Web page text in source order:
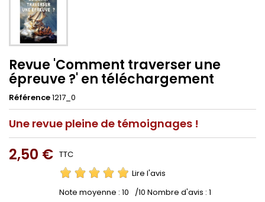
Revue 'Comment traverser une
épreuve ?' en téléchargement
Référence1217_0
Une revue pleine de témoignages !
2,50 € TTC
Lire l'avis
Note moyenne : 10 /10 Nombre d'avis : 1